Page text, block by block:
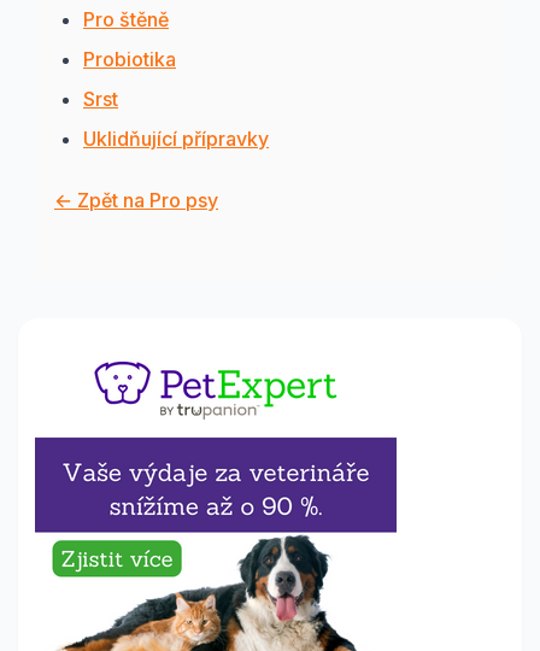
Pro štěně
Probiotika
Srst
Uklidňující přípravky
← Zpět na Pro psy